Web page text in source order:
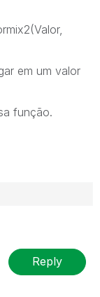
Valor,
em um valor
função.
Reply